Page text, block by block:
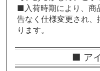
■入荷時期により、商
告なく仕様変更され
ります。
■ ア